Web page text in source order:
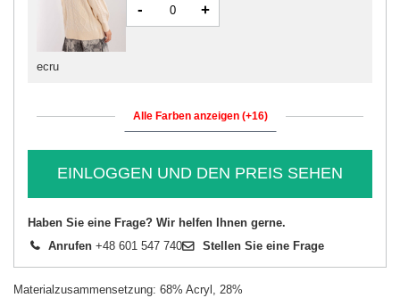
ecru
- +
Alle Farben anzeigen (+16)
EINLOGGEN UND DEN PREIS SEHEN
Haben Sie eine Frage? Wir helfen Ihnen gerne.
Anrufen +48 601 547 740 Stellen Sie eine Frage
Materialzusammensetzung: 68% Acryl, 28%